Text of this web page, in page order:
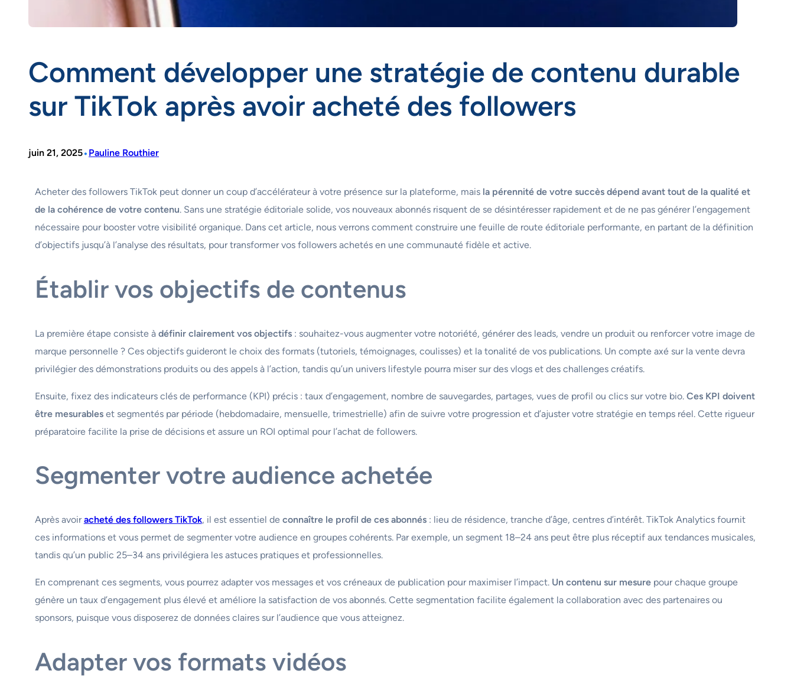
Comment développer une stratégie de contenu durable
sur TikTok après avoir acheté des followers
juin 21, 2025• Pauline Routhier
Acheter des followers TikTok peut donner un coup d’accélérateur à votre présence sur la plateforme, mais la pérennité de votre succès dépend avant tout de la qualité et
de la cohérence de votre contenu. Sans une stratégie éditoriale solide, vos nouveaux abonnés risquent de se désintéresser rapidement et de ne pas générer l’engagement
nécessaire pour booster votre visibilité organique. Dans cet article, nous verrons comment construire une feuille de route éditoriale performante, en partant de la définition
d’objectifs jusqu’à l’analyse des résultats, pour transformer vos followers achetés en une communauté fidèle et active.
Établir vos objectifs de contenus
La première étape consiste à définir clairement vos objectifs: souhaitez-vous augmenter votre notoriété, générer des leads, vendre un produit ou renforcer votre image de
marque personnelle ? Ces objectifs guideront le choix des formats (tutoriels, témoignages, coulisses) et la tonalité de vos publications. Un compte axé sur la vente devra
privilégier des démonstrations produits ou des appels à l’action, tandis qu’un univers lifestyle pourra miser sur des vlogs et des challenges créatifs.
Ensuite, fixez des indicateurs clés de performance (KPI) précis : taux d’engagement, nombre de sauvegardes, partages, vues de profil ou clics sur votre bio. Ces KPI doivent
être mesurableset segmentés par période (hebdomadaire, mensuelle, trimestrielle) afin de suivre votre progression et d’ajuster votre stratégie en temps réel. Cette rigueur
préparatoire facilite la prise de décisions et assure un ROI optimal pour l’achat de followers.
Segmenter votre audience achetée
Après avoiracheté des followers TikTok, il est essentiel de connaître le profil de ces abonnés: lieu de résidence, tranche d’âge, centres d’intérêt. TikTok Analytics fournit
ces informations et vous permet de segmenter votre audience en groupes cohérents. Par exemple, un segment 18–24 ans peut être plus réceptif aux tendances musicales,
tandis qu’un public 25–34 ans privilégiera les astuces pratiques et professionnelles.
En comprenant ces segments, vous pourrez adapter vos messages et vos créneaux de publication pour maximiser l’impact. Un contenu sur mesurepour chaque groupe
génère un taux d’engagement plus élevé et améliore la satisfaction de vos abonnés. Cette segmentation facilite également la collaboration avec des partenaires ou
sponsors, puisque vous disposerez de données claires sur l’audience que vous atteignez.
Adapter vos formats vidéos